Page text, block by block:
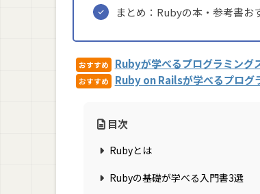
まとめ：Rubyの本・参考書お
おすすめ Rubyが学べるプログラミング
おすすめ Ruby on Railsが学べるプログ
目次
Rubyとは
Rubyの基礎が学べる入門書3選